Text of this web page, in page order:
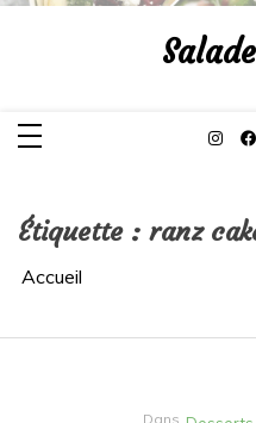
Aller
Étiquette : ranz
Accueil
Dans